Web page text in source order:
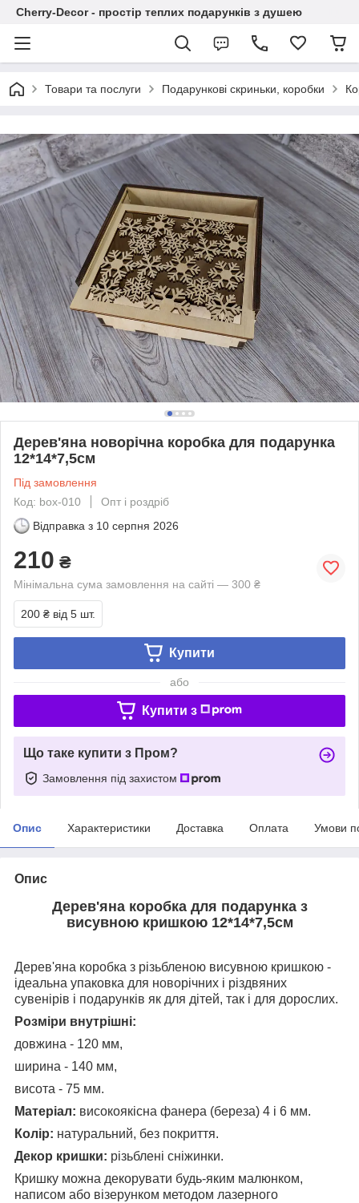
Cherry-Decor - простір теплих подарунків з душею
Товари та послуги Подарункові скриньки, коробки
Дерев'яна новорічна коробка для подарунка
12*14*7,5см
Під замовлення
Код: box-010
Опт і роздріб
Відправка з 10 серпня 2026
210 ₴
Мінімальна сума замовлення на сайті — 300 ₴
200 ₴ від 5 шт.
Купити
або
Купити з
Що таке купити з Пром?
Замовлення під захистом
Опис Характеристики Доставка Оплата Умови
Опис
Дерев'яна коробка для подарунка з
висувною кришкою 12*14*7,5см
Дерев'яна коробка з різьбленою висувною кришкою -
ідеальна упаковка для новорічних і різдвяних
сувенірів і подарунків як для дітей, так і для дорослих.
Розміри внутрішні:
довжина - 120 мм,
ширина - 140 мм,
висота - 75 мм.
Матеріал: високоякісна фанера (береза) 4 і 6 мм.
Колір: натуральний, без покриття.
Декор кришки: різьблені сніжинки.
Кришку можна декорувати будь-яким малюнком,
написом або візерунком методом лазерного